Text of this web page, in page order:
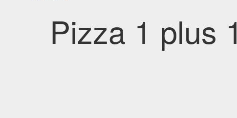
Pizza 1 plus 1